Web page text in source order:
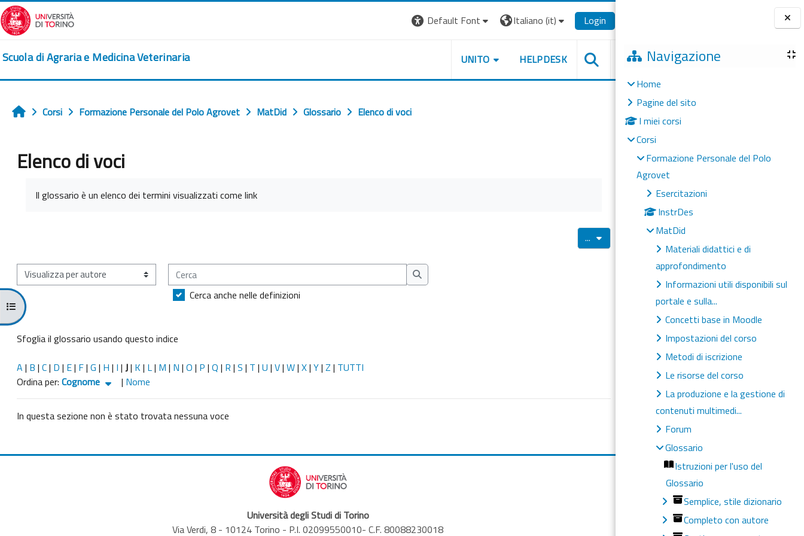
Vai al contenuto principale
Blocchi
Navigazione
Home
Pagine del sito
I miei corsi
Corsi
Formazione Personale del Polo
Agrovet
Esercitazioni
InstrDes
MatDid
Materiali didattici e di
approfondimento
Informazioni utili disponibili sul
portale e sulla...
Concetti base in Moodle
Impostazioni del corso
Metodi di iscrizione
Le risorse del corso
La produzione e la gestione di
contenuti multimedi...
Forum
Glossario
Istruzioni per l'uso del
Glossario
Semplice, stile dizionario
Completo con autore
Default Font Italiano ‎(it)‎ Login
Scuola di Agraria e Medicina Veterinaria UNITO HELPDESK
Apri indice del corso
Home
Corsi Formazione Personale del Polo Agrovet MatDid Glossario Elenco di voci
Elenco di voci
Il glossario è un elenco dei termini visualizzati come link
... Esporta voci
Sfoglia il glossario usando questo indice
Cerca
Cerca
Cerca anche nelle definizioni
Sfoglia il glossario usando questo indice
A | B | C| D | E| F| G | H | I | J| K | L| M | N | O | P | Q | R | S | T | U | V| W| X| Y| Z | TUTTI
Ordinato per Cognome crescente
Ordina per: Cognome | Nome
In questa sezione non è stato trovata nessuna voce
Università degli Studi di Torino
Via Verdi, 8 - 10124 Torino - P.I. 02099550010- C.F. 80088230018